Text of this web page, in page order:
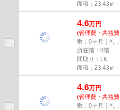
面積：23.43㎡
4.6万円
(管理費・共益
敷：0ヶ月｜礼
所在階：8階
間取り：1K
面積：23.43㎡
4.6万円
(管理費・共益
敷：0ヶ月｜礼